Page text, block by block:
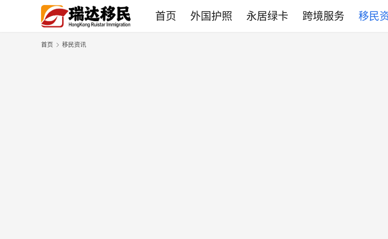
首页 外国护照 永居绿卡 跨境服务 移民
首页 移民资讯